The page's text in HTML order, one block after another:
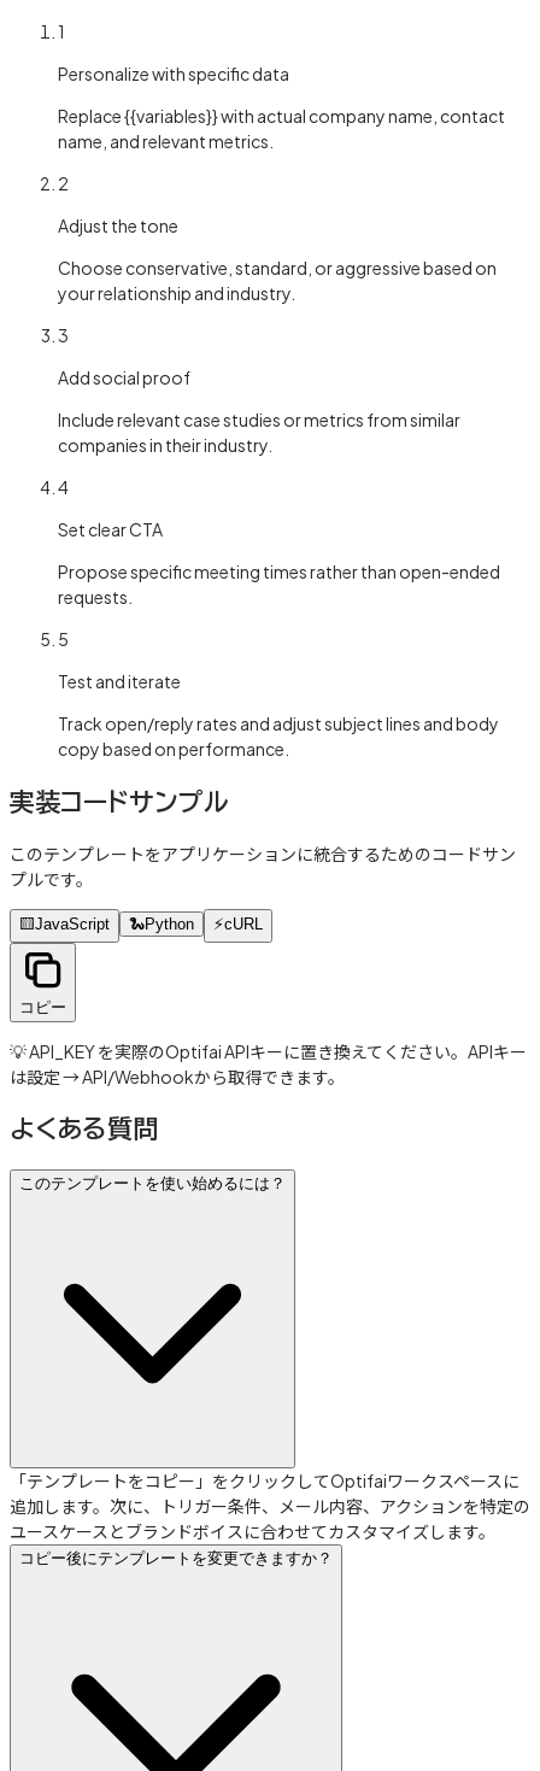
1
Personalize with specific data
Replace {{variables}} with actual company name, contact
name, and relevant metrics.
2
Adjust the tone
Choose conservative, standard, or aggressive based on
your relationship and industry.
3
Add social proof
Include relevant case studies or metrics from similar
companies in their industry.
4
Set clear CTA
Propose specific meeting times rather than open-ended
requests.
5
Test and iterate
Track open/reply rates and adjust subject lines and body
copy based on performance.
実装コードサンプル
このテンプレートをアプリケーションに統合するためのコードサン
プルです。
🟨JavaScript 🐍Python ⚡cURL
コピー
💡 API_KEY を実際のOptifai APIキーに置き換えてください。APIキー
は設定 → API/Webhookから取得できます。
よくある質問
このテンプレートを使い始めるには？
「テンプレートをコピー」をクリックしてOptifaiワークスペースに
追加します。次に、トリガー条件、メール内容、アクションを特定の
ユースケースとブランドボイスに合わせてカスタマイズします。
コピー後にテンプレートを変更できますか？